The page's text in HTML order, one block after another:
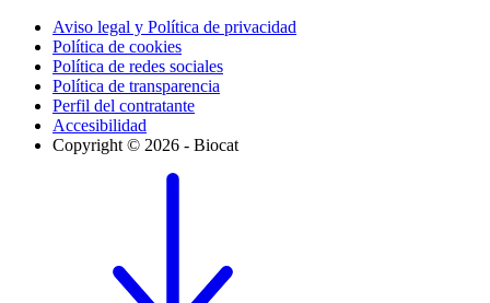
Aviso legal y Política de privacidad
Política de cookies
Política de redes sociales
Política de transparencia
Perfil del contratante
Accesibilidad
Copyright © 2026 - Biocat